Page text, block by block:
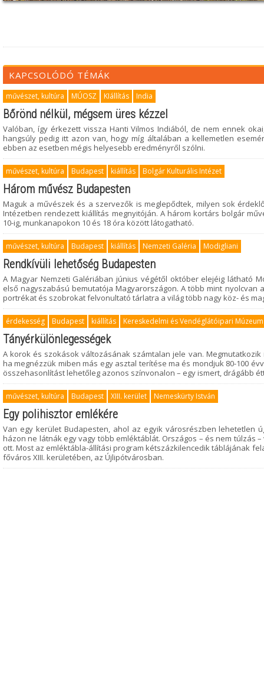
KAPCSOLÓDÓ TÉMÁK
művészet, kultúra MÚOSZ KIállítás India
Bőrönd nélkül, mégsem üres kézzel
Valóban, így érkezett vissza Hanti Vilmos Indiából, de nem ennek
hangsúly pedig itt azon van, hogy míg általában a kellemetlen
ebben az esetben mégis helyesebb eredményről szólni.
művészet, kultúra Budapest kiállítás Bolgár Kulturális Intézet
Három művész Budapesten
Maguk a művészek és a szervezők is meglepődtek, milyen sok
Intézetben rendezett kiállítás megnyitóján. A három kortárs bolgár
10-ig, munkanapokon 10 és 18 óra között látogatható.
művészet, kultúra Budapest kiállítás Nemzeti Galéria Modigliani
Rendkívüli lehetőség Budapesten
A Magyar Nemzeti Galériában június végétől október elejéig látható
első nagyszabású bemutatója Magyarországon. A több mint nyolcvan
portrékat és szobrokat felvonultató tárlatra a világ több nagy köz- és
érdekesség Budapest kiállítás Kereskedelmi és Vendéglátóipari Múzeum
Tányérkülönlegességek
A korok és szokások változásának számtalan jele van.
ha megnézzük miben más egy asztal terítése ma és mondjuk 80-100
összehasonlítást lehetőleg azonos színvonalon – egy ismert, drágább
művészet, kultúra Budapest XIII. kerület Nemeskürty István
Egy polihisztor emlékére
Van egy kerület Budapesten, ahol az egyik városrészben lehetetlen
házon ne látnák egy vagy több emléktáblát. Országos – és nem túlzás
ott. Most az emléktábla-állítási program kétszázkilencedik táblájának
főváros XIII. kerületében, az Újlipótvárosban.